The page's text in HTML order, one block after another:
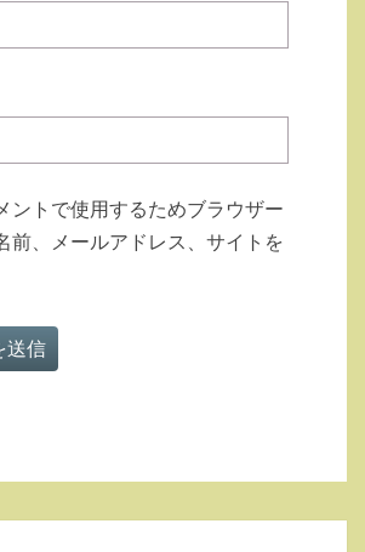
ントで使用するためブラウザー
前、メールアドレス、サイトを